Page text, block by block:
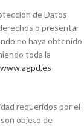
de Datos
o presentar
no haya obtenido
toda la
www.agpd.es
requeridos por el
son objeto de